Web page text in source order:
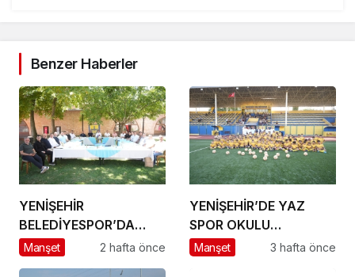
Benzer Haberler
YENİŞEHİR
BELEDİYESPOR’DA
GÜÇLÜ YÖNETİM,
Manşet 2 hafta önce
YENİŞEHİR’DE YAZ
SPOR OKULU
HEYECANI BAŞLADI
Manşet 3 hafta önce